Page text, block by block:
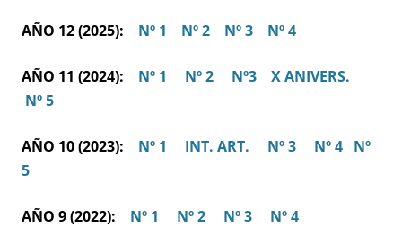
AÑO 12 (2025): Nº 1 Nº 2 Nº 3 Nº 4
AÑO 11 (2024): Nº 1 Nº 2 Nº3
X ANIVERS.
Nº 5
AÑO 10 (2023): Nº 1 INT. ART. Nº 3 Nº 4 Nº
5
AÑO 9 (2022): Nº 1 Nº 2 Nº 3 Nº 4